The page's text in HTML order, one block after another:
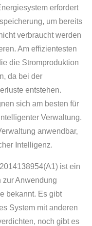
erfordert
um bereits
verbraucht werden
Am effizientesten
die Stromproduktion
da bei der
entstehen.
sich am besten für
Verwaltung.
anwendbar,
Intelligenz.
ist ein
zur Anwendung
bekannt. Es gibt
System mit anderen
noch gibt es